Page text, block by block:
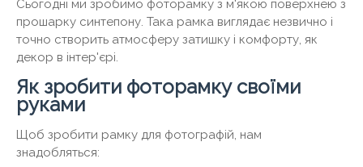
Сьогодні ми зробимо фоторамку з м'якою поверхнею з
прошарку синтепону. Така рамка виглядає незвично і
точно створить атмосферу затишку і комфорту, як
декор в інтер'єрі.
Як зробити фоторамку своїми
руками
Щоб зробити рамку для фотографій, нам
знадобляться: